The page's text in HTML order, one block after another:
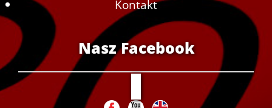
Kontakt
Nasz Facebook